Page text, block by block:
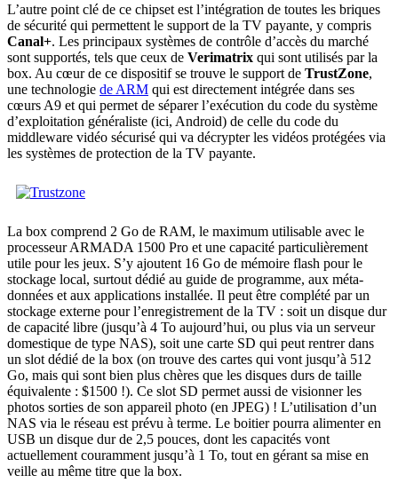
L’autre point clé de ce chipset est l’intégration de toutes les briques
de sécurité qui permettent le support de la TV payante, y compris
Canal+. Les principaux systèmes de contrôle d’accès du marché
sont supportés, tels que ceux de Verimatrix qui sont utilisés par la
box. Au cœur de ce dispositif se trouve le support de TrustZone,
une technologie de ARM qui est directement intégrée dans ses
cœurs A9 et qui permet de séparer l’exécution du code du système
d’exploitation généraliste (ici, Android) de celle du code du
middleware vidéo sécurisé qui va décrypter les vidéos protégées via
les systèmes de protection de la TV payante.
La box comprend 2 Go de RAM, le maximum utilisable avec le
processeur ARMADA 1500 Pro et une capacité particulièrement
utile pour les jeux. S’y ajoutent 16 Go de mémoire flash pour le
stockage local, surtout dédié au guide de programme, aux méta-
données et aux applications installée. Il peut être complété par un
stockage externe pour l’enregistrement de la TV : soit un disque dur
de capacité libre (jusqu’à 4 To aujourd’hui, ou plus via un serveur
domestique de type NAS), soit une carte SD qui peut rentrer dans
un slot dédié de la box (on trouve des cartes qui vont jusqu’à 512
Go, mais qui sont bien plus chères que les disques durs de taille
équivalente : $1500 !). Ce slot SD permet aussi de visionner les
photos sorties de son appareil photo (en JPEG) ! L’utilisation d’un
NAS via le réseau est prévu à terme. Le boitier pourra alimenter en
USB un disque dur de 2,5 pouces, dont les capacités vont
actuellement couramment jusqu’à 1 To, tout en gérant sa mise en
veille au même titre que la box.